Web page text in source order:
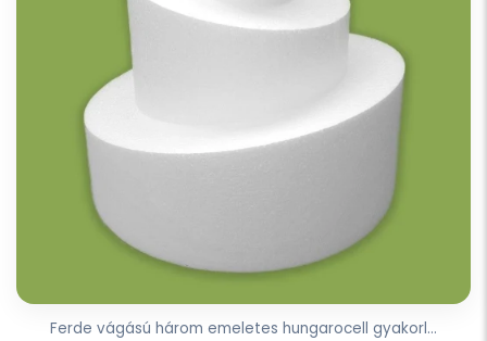
Ferde vágású három emeletes hungarocell gyakorl...